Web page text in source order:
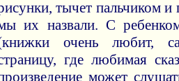
тычет пальчиком
их назвали. С
очень любит,
где любимая
может